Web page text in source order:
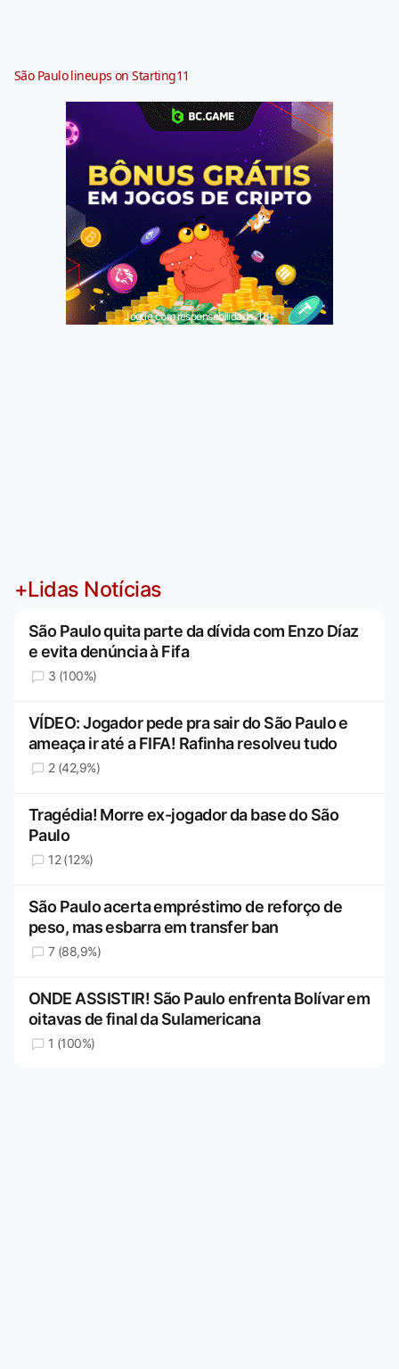
São Paulo lineups on Starting11
Jogue com responsabilidade. 18+
+Lidas Notícias
São Paulo quita parte da dívida com Enzo Díaz
e evita denúncia à Fifa
3 (100%)
VÍDEO: Jogador pede pra sair do São Paulo e
ameaça ir até a FIFA! Rafinha resolveu tudo
2 (42,9%)
Tragédia! Morre ex-jogador da base do São
Paulo
12 (12%)
São Paulo acerta empréstimo de reforço de
peso, mas esbarra em transfer ban
7 (88,9%)
ONDE ASSISTIR! São Paulo enfrenta Bolívar em
oitavas de final da Sulamericana
1 (100%)